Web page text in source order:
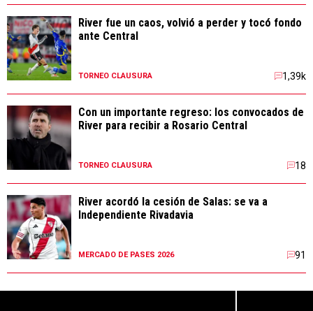
River fue un caos, volvió a perder y tocó fondo
ante Central
TORNEO CLAUSURA 1,39k
Con un importante regreso: los convocados de
River para recibir a Rosario Central
TORNEO CLAUSURA 18
River acordó la cesión de Salas: se va a
Independiente Rivadavia
MERCADO DE PASES 2026 91